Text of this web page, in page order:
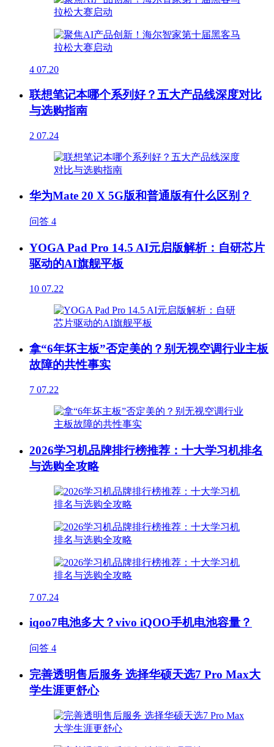
4 07.20
联想笔记本哪个系列好？五大产品线深度对比
与选购指南
2 07.24
华为Mate 20 X 5G版和普通版有什么区别？
问答 4
YOGA Pad Pro 14.5 AI元启版解析：自研芯片
驱动的AI旗舰平板
10 07.22
拿“6年坏主板”否定美的？别无视空调行业主板
故障的共性事实
7 07.22
2026学习机品牌排行榜推荐：十大学习机排名
与选购全攻略
7 07.24
iqoo7电池多大？vivo iQOO手机电池容量？
问答 4
完善透明售后服务 选择华硕天选7 Pro Max大
学生涯更舒心